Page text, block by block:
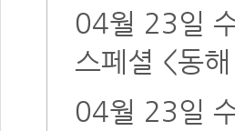
04월 23일
스페셜 <동
04월 23일